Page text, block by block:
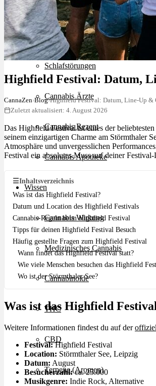
Chronische Migräne
Depressionen
Schlafstörungen
Cannabis Ärzte
Cannabis Rezept
Cannabis Apotheke
Wissen
Cannabis Wirkung
Medizinisches Cannabis
Cannabinoide
THC
CBD
Terpene (Aromen)
Highfield Festival: Datum,
CannaZen›Blog›Highfield Festival: Datum, Line-Up &
Zuletzt aktualisiert: 4. August 2026
Das Highfield Festival ist eines der
seinem einzigartigen Charme am Störmthaler
Atmosphäre und unvergesslichen
Festival ein absolutes Muss auf deiner Festival-
☰Inhaltsverzeichnis
Was ist das Highfield Festival?
Datum und Location des Highfield Festivals
Cannabis-Regeln beim Highfield Festival
Tipps für deinen Highfield Festival Besuch
Häufig gestellte Fragen zum Highfield Festival
Wann findet das Highfield Festival statt?
Wie viele Menschen besuchen das Highfield
Wo ist der Störmthaler See?
Was ist das Highfield
Weitere Informationen findest du auf der
Festival:Highfield Festival
Location: Störmthaler See, Leipzig
Datum: August
Besucherzahl:ca. 25.000
Musikgenre: Indie Rock, Alternative